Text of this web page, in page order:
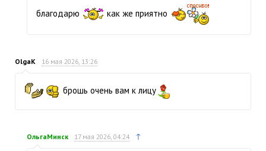
благодарю как же приятно
OlgaK 16 мая 2026, 13:26
брошь очень вам к лицу
ОльгаМинск 17 мая 2026, 04:24 ↑